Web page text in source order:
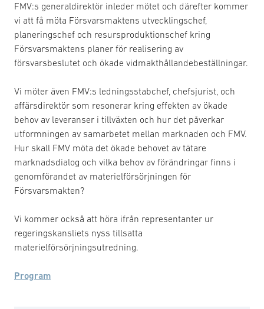
FMV:s generaldirektör inleder mötet och därefter kommer
vi att få möta Försvarsmaktens utvecklingschef,
planeringschef och resursproduktionschef kring
Försvarsmaktens planer för realisering av
försvarsbeslutet och ökade vidmakthållandebeställningar.
Vi möter även FMV:s ledningsstabchef, chefsjurist, och
affärsdirektör som resonerar kring effekten av ökade
behov av leveranser i tillväxten och hur det påverkar
utformningen av samarbetet mellan marknaden och FMV.
Hur skall FMV möta det ökade behovet av tätare
marknadsdialog och vilka behov av förändringar finns i
genomförandet av materielförsörjningen för
Försvarsmakten?
Vi kommer också att höra ifrån representanter ur
regeringskansliets nyss tillsatta
materielförsörjningsutredning.
Program